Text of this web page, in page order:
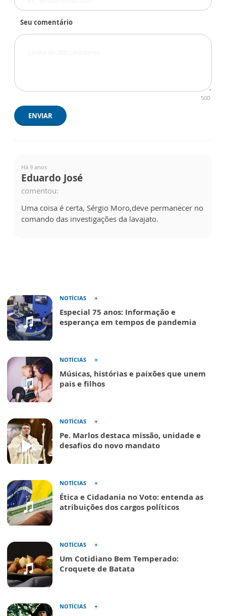
Seu comentário
500
ENVIAR
Há 9 anos
Eduardo José
comentou:
Uma coisa é certa, Sérgio Moro,deve permanecer no
comando das investigações da lavajato.
NOTÍCIAS
Especial 75 anos: Informação e
esperança em tempos de pandemia
NOTÍCIAS
Músicas, histórias e paixões que unem
pais e filhos
NOTÍCIAS
Pe. Marlos destaca missão, unidade e
desafios do novo mandato
NOTÍCIAS
Ética e Cidadania no Voto: entenda as
atribuições dos cargos políticos
NOTÍCIAS
Um Cotidiano Bem Temperado:
Croquete de Batata
NOTÍCIAS